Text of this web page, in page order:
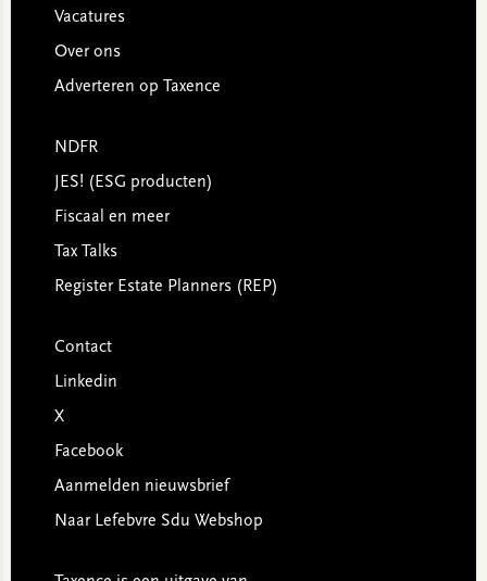
Vacatures
Over ons
Adverteren op Taxence
NDFR
JES! (ESG producten)
Fiscaal en meer
Tax Talks
Register Estate Planners (REP)
Contact
Linkedin
X
Facebook
Aanmelden nieuwsbrief
Naar Lefebvre Sdu Webshop